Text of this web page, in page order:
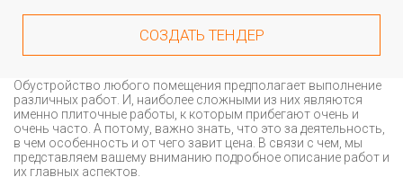
СОЗДАТЬ ТЕНДЕР
Обустройство любого помещения предполагает выполнение
различных работ. И, наиболее сложными из них являются
именно плиточные работы, к которым прибегают очень и
очень часто. А потому, важно знать, что это за деятельность,
в чем особенность и от чего завит цена. В связи с чем, мы
представляем вашему вниманию подробное описание работ и
их главных аспектов.